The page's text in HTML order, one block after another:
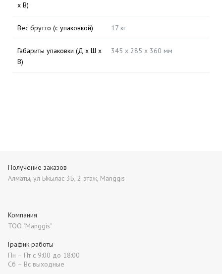
х В)
Вес брутто (с упаковкой) 17 кг
Габариты упаковки (Д х Ш х
В)
345 х 285 х 360 мм
Получение заказов
Алматы, ул Ыкылас 3Б, 2 этаж, Manggis
Компания
ТОО "Manggis"
График работы
Пн – Пт с 9:00 до 18:00
Сб – Вс выходные